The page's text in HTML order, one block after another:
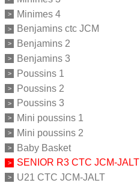
Minimes 4
Benjamins ctc JCM
Benjamins 2
Benjamins 3
Poussins 1
Poussins 2
Poussins 3
Mini poussins 1
Mini poussins 2
Baby Basket
SENIOR R3 CTC JCM-JALT
U21 CTC JCM-JALT